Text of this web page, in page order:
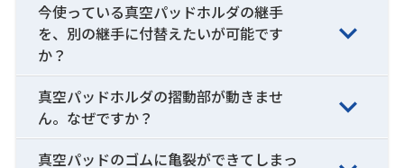
今使っている真空パッドホルダの継手
を、別の継手に付替えたいが可能です
か？
真空パッドホルダの摺動部が動きませ
ん。なぜですか？
真空パッドのゴムに亀裂ができてしまっ